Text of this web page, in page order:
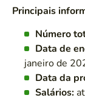
Principais
Número
Data de
janeiro de
Data da
Salários: